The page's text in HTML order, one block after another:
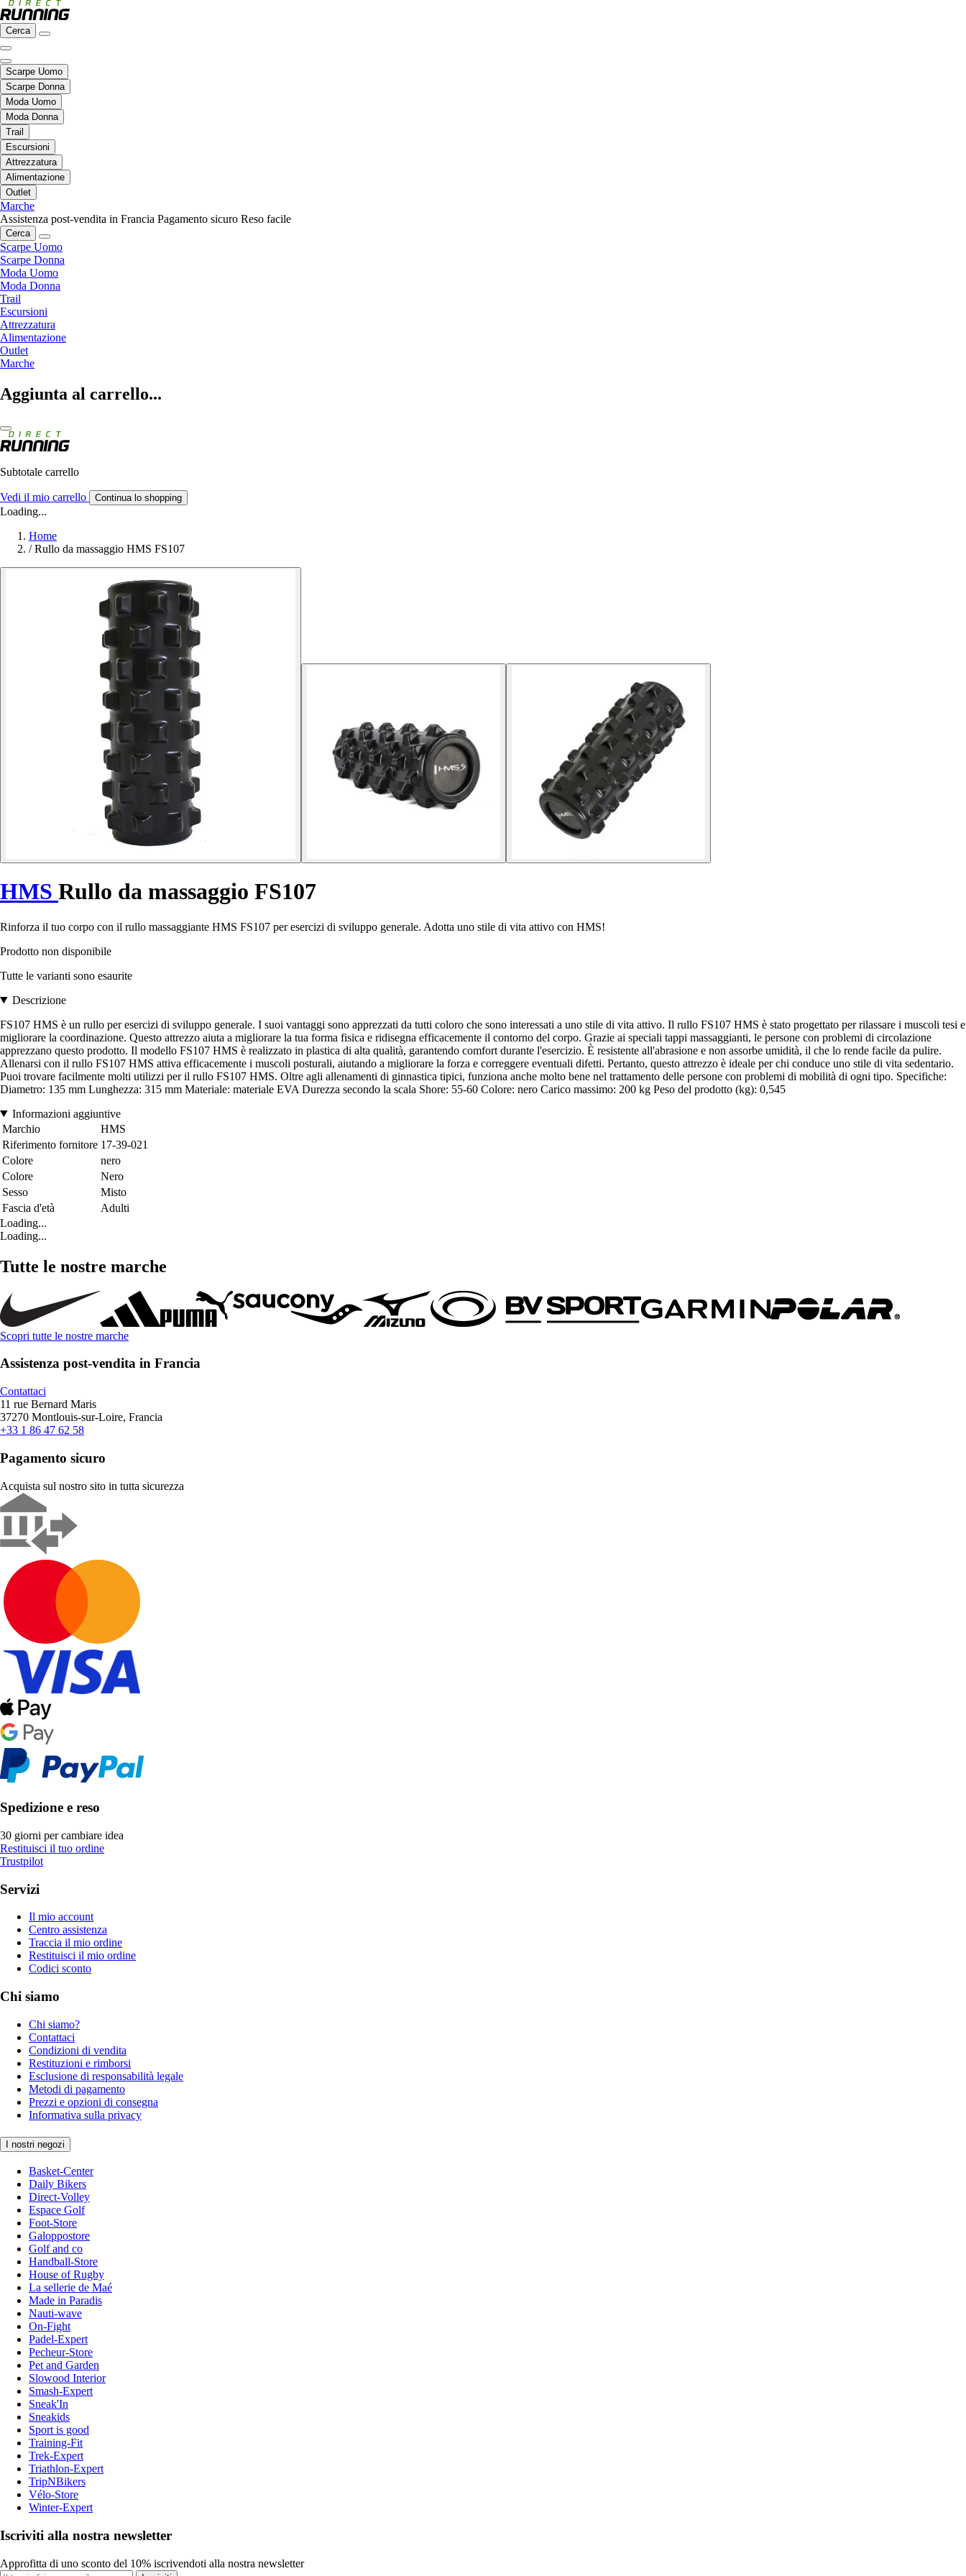
Cerca
Scarpe Uomo
Scarpe Donna
Moda Uomo
Moda Donna
Trail
Escursioni
Attrezzatura
Alimentazione
Outlet
Marche
Assistenza post-vendita in Francia Pagamento sicuro Reso facile
Cerca
Scarpe Uomo
Scarpe Donna
Moda Uomo
Moda Donna
Trail
Escursioni
Attrezzatura
Alimentazione
Outlet
Marche
Aggiunta al carrello...
Subtotale carrello
Vedi il mio carrello Continua lo shopping
Loading...
Home
/ Rullo da massaggio HMS FS107
HMS Rullo da massaggio FS107
Rinforza il tuo corpo con il rullo massaggiante HMS FS107 per esercizi di sviluppo generale. Adotta uno stile di vita attivo con HMS!
Prodotto non disponibile
Tutte le varianti sono esaurite
Descrizione
FS107 HMS è un rullo per esercizi di sviluppo generale. I suoi vantaggi sono apprezzati da tutti coloro che sono interessati a uno stile di vita attivo. Il rullo FS107 HMS è stato progettato per rilassare i muscoli tesi e
migliorare la coordinazione. Questo attrezzo aiuta a migliorare la tua forma fisica e ridisegna efficacemente il contorno del corpo. Grazie ai speciali tappi massaggianti, le persone con problemi di circolazione
apprezzano questo prodotto. Il modello FS107 HMS è realizzato in plastica di alta qualità, garantendo comfort durante l'esercizio. È resistente all'abrasione e non assorbe umidità, il che lo rende facile da pulire.
Allenarsi con il rullo FS107 HMS attiva efficacemente i muscoli posturali, aiutando a migliorare la forza e correggere eventuali difetti. Pertanto, questo attrezzo è ideale per chi conduce uno stile di vita sedentario.
Puoi trovare facilmente molti utilizzi per il rullo FS107 HMS. Oltre agli allenamenti di ginnastica tipici, funziona anche molto bene nel trattamento delle persone con problemi di mobilità di ogni tipo. Specifiche:
Diametro: 135 mm Lunghezza: 315 mm Materiale: materiale EVA Durezza secondo la scala Shore: 55-60 Colore: nero Carico massimo: 200 kg Peso del prodotto (kg): 0,545
Informazioni aggiuntive
Marchio
HMS
Riferimento fornitore 17-39-021
Colore
nero
Colore
Nero
Sesso
Misto
Fascia d'età
Adulti
Loading...
Loading...
Tutte le nostre marche
Scopri tutte le nostre marche
Assistenza post-vendita in Francia
Contattaci
11 rue Bernard Maris
37270 Montlouis-sur-Loire, Francia
+33 1 86 47 62 58
Pagamento sicuro
Acquista sul nostro sito in tutta sicurezza
Spedizione e reso
30 giorni per cambiare idea
Restituisci il tuo ordine
Trustpilot
Servizi
Il mio account
Centro assistenza
Traccia il mio ordine
Restituisci il mio ordine
Codici sconto
Chi siamo
Chi siamo?
Contattaci
Condizioni di vendita
Restituzioni e rimborsi
Esclusione di responsabilità legale
Metodi di pagamento
Prezzi e opzioni di consegna
Informativa sulla privacy
I nostri negozi
Basket-Center
Daily Bikers
Direct-Volley
Espace Golf
Foot-Store
Galoppostore
Golf and co
Handball-Store
House of Rugby
La sellerie de Maé
Made in Paradis
Nauti-wave
On-Fight
Padel-Expert
Pecheur-Store
Pet and Garden
Slowood Interior
Smash-Expert
Sneak'In
Sneakids
Sport is good
Training-Fit
Trek-Expert
Triathlon-Expert
TripNBikers
Vélo-Store
Winter-Expert
Iscriviti alla nostra newsletter
Approfitta di uno sconto del 10% iscrivendoti alla nostra newsletter